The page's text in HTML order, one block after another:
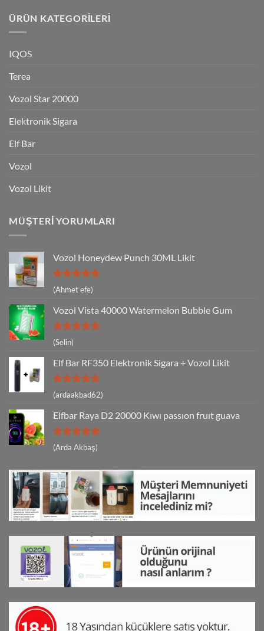
ÜRÜN KATEGORILERI
IQOS
Terea
Vozol Star 20000
Elektronik Sigara
Elf Bar
Vozol
Vozol Likit
MÜŞTERI YORUMLARI
Vozol Honeydew Punch 30ML Likit
5 üzerinden
5
(Ahmet efe)
Vozol Vista 40000 Watermelon Bubble Gum
5 üzerinden
5
oy aldı
(Selin)
Elf Bar RF350 Elektronik Sigara + Vozol Likit
5 üzerinden
5
(ardaakbad62)
Elfbar Raya D2 20000 Kıwı passıon fruıt guava
5 üzerinden
5
(Arda Akbaş)